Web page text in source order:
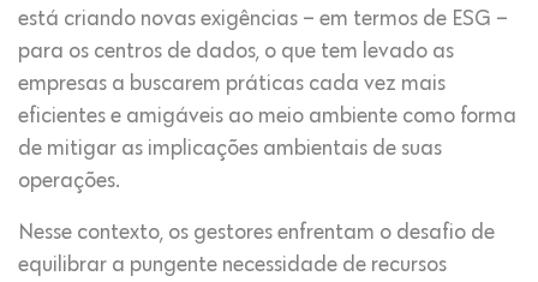
está criando novas exigências – em termos de ESG –
para os centros de dados, o que tem levado as
empresas a buscarem práticas cada vez mais
eficientes e amigáveis ao meio ambiente como forma
de mitigar as implicações ambientais de suas
operações.
Nesse contexto, os gestores enfrentam o desafio de
equilibrar a pungente necessidade de recursos